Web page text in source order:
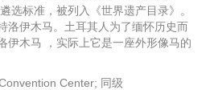
选标准，被列入《世界遗产目录》。
洛伊木马。土耳其人为了缅怀历史而
伊木马 ，实际上它是一座外形像马的
Center; 同级